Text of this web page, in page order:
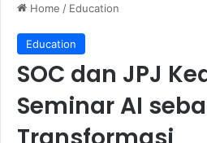
Home / Education
Education
SOC dan JPJ
Seminar AI